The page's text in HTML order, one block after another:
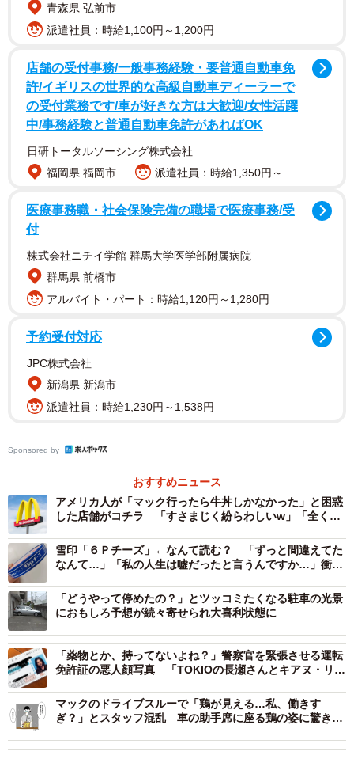
マクドナルドのCMの最後に流れるフレーズは「ばだっばっばっばー♪」
なの!?（提供画像）
CMフレーズについて意外な歌い方を知らしめたのは、なち
ゅ。（@itacchiku）さんのツイートでした。
私「マクドナルドの歌ってさー」
旦那「うん」
私「たらったったったー♪」
旦那「ぱらっぱっぱっぱー♪」
2人とも不正解。
青森県 弘前市
派遣社員：時給1,100円～1,200円
店舗の受付事務/一般事務経験・要普通自動車免
許/イギリスの世界的な高級自動車ディーラーで
の受付業務です/車が好きな方は大歓迎/女性活躍
中/事務経験と普通自動車免許があればOK
日研トータルソーシング株式会社
福岡県 福岡市
派遣社員：時給1,350円～
医療事務職・社会保険完備の職場で医療事務/受
付
株式会社ニチイ学館 群馬大学医学部附属病院
群馬県 前橋市
アルバイト・パート：時給1,120円～1,280円
予約受付対応
JPC株式会社
新潟県 新潟市
派遣社員：時給1,230円～1,538円
Sponsored by
おすすめニュース
アメリカ人が「マック行ったら牛丼しかなかった」と困惑
した店舗がコチラ 「すさまじく紛らわしいw」「全く同
雪印「６Ｐチーズ」←なんて読む？ 「ずっと間違えてた
なんて…」「私の人生は嘘だったと言うんですか…」衝撃
「どうやって停めたの？」とツッコミたくなる駐車の光景
におもしろ予想が続々寄せられ大喜利状態に
「薬物とか、持ってないよね？」警察官を緊張させる運転
免許証の悪人顔写真 「TOKIOの長瀬さんとキアヌ・リー
マックのドライブスルーで「鶏が見える…私、働きす
ぎ？」とスタッフ混乱 車の助手席に座る鶏の姿に驚き